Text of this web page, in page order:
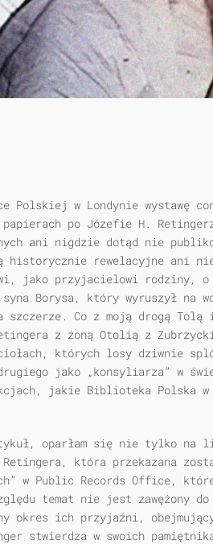
Polskiej w Londynie wystawę
papierach po Józefie H.
ani nigdzie dotąd nie
historycznie rewelacyjne ani
jako przyjacielowi rodziny, o
Borysa, który wyruszył na
szczerze. Co z moją drogą
z żoną Otolią z
których losy dziwnie
jako „konsyliarza” w
jakie Biblioteka Polska
oparłam się nie tylko na
która przekazana
w Public Records Office, które
temat nie jest zawężony
okres ich przyjaźni, obejmujący
stwierdza w swoich